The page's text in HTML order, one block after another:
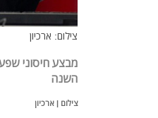
צילום: ארכיון
מבצע חיסוני
השנה
צילום | ארכיון